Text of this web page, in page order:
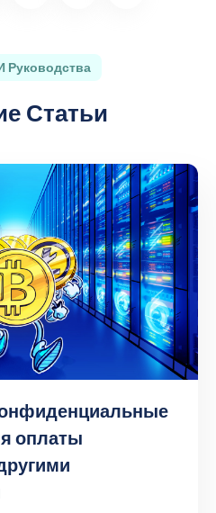
Руководства
Статьи
оплаты